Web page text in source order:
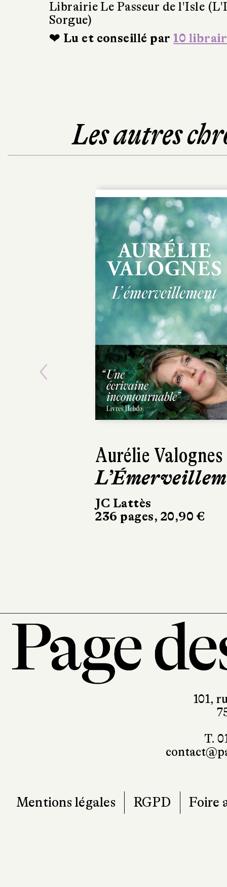
Librairie Le Passeur de l'Isle
Sorgue)
❤ Lu et conseillé par 10
Les autres
Clarisse
Gorokhoff
Femmes tout
bord
Previous
101,
T.
Mentions légales RGPD Foire